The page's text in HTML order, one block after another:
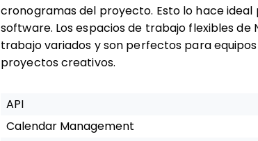
cronogramas del proyecto. Esto lo hace
software. Los espacios de trabajo flexibles
trabajo variados y son perfectos para
proyectos creativos.
API
Calendar Management